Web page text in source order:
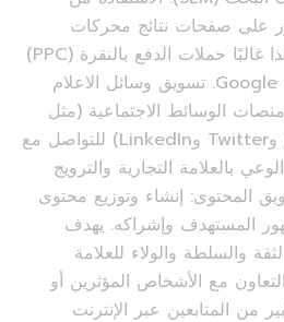
على صفحات نتائج محركات
البحث (SERPs). يتضمن هذا غالبًا حملات الدفع بالنقرة (PPC)
على منصات مثل إعلانات Google. تسويق وسائل الاعلام
منصات الوسائط الاجتماعية (مثل
Facebook وInstagram وTwitter وLinkedIn) للتواصل مع
بالعلامة التجارية والترويج
المحتوى: إنشاء وتوزيع محتوى
المستهدف وإشراكه. يهدف
والسلطة والولاء للعلامة
مع الأشخاص المؤثرين أو
من المتابعين عبر الإنترنت